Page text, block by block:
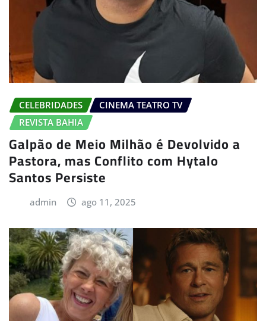
CELEBRIDADES
CINEMA TEATRO TV
REVISTA BAHIA
Galpão de Meio Milhão é Devolvido a
Pastora, mas Conflito com Hytalo
Santos Persiste
admin ago 11, 2025